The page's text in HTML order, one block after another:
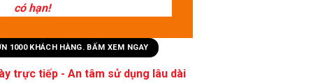
có hạn!
1000 KHÁCH HÀNG. BẤM XEM NGAY
trực tiếp - An tâm sử dụng lâu dài